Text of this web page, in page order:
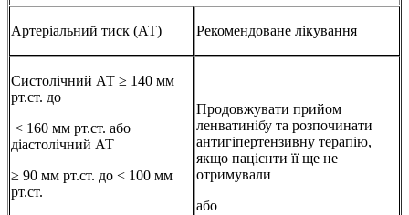
Артеріальний тиск (АТ) Рекомендоване лікування
Систолічний АТ ≥ 140 мм
рт.ст. до
< 160 мм рт.ст. або
діастолічний АТ
≥ 90 мм рт.ст. до < 100 мм
рт.ст.
Продовжувати прийом
ленватинібу та розпочинати
антигіпертензивну терапію,
якщо пацієнти її ще не
отримували
або